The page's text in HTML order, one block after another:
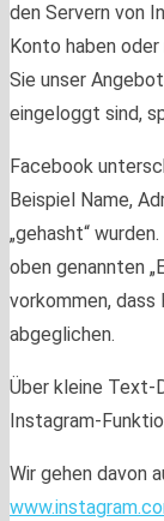
den Servern von
Konto haben
Sie unser
eingeloggt sind,
Facebook
Beispiel Name,
„gehasht“
oben genannten
vorkommen,
abgeglichen.
Über kleine Text-
Instagram-
Wir gehen davon